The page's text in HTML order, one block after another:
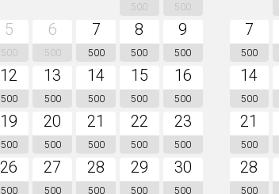
500 500
5
500
6
500
7
500
8
500
9
500
12
500
13
500
14
500
15
500
16
500
19
500
20
500
21
500
22
500
23
500
26
500
27
500
28
500
29
500
30
500
7
500
14
500
21
500
28
500